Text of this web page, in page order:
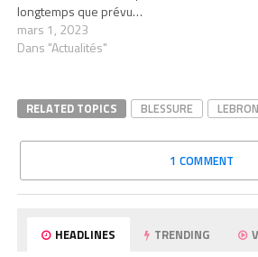
longtemps que prévu…
mars 1, 2023
Dans "Actualités"
RELATED TOPICS BLESSURE
1 COMMENT
HEADLINES TRENDING